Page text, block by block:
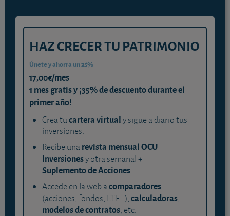
HAZ CRECER TU PATRIMONIO
Únete y ahorra un 35%
17,00€/mes
1 mes gratis y ¡35% de descuento durante el
primer año!
Crea tucartera virtualy sigue a diario tus
inversiones.
Recibe unarevista mensual OCU
Inversionesy otra semanal +
Suplemento de Acciones.
Accede en la web acomparadores
(acciones, fondos, ETF...),calculadoras,
modelos de contratos, etc.